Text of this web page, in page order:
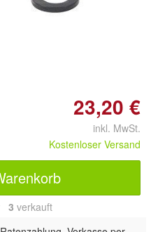
23,20 €
inkl. MwSt.
Kostenloser Versand
3 verkauft